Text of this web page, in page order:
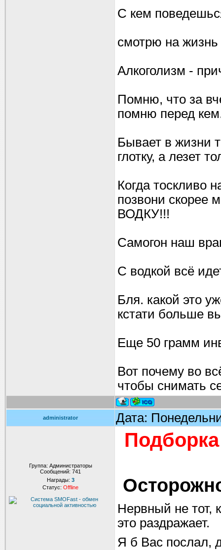
С кем
смотрю на жизнь
Алкоголизм -
Помню, что за
помню перед
Бывает в жизни
глотку, а лезет
Когда тоскливо
позвони
ВОДКУ!!!
Самогон наш
С водкой всё
Бля. какой это
кстати больше
Еще 50 грамм
Вот почему во
чтобы снимать
administrator Дата:
Группа: Администраторы
Сообщений: 741
Награды: 3
Статус: Offline
Нервный не тот,
это раздражает.
Я б Вас послал,